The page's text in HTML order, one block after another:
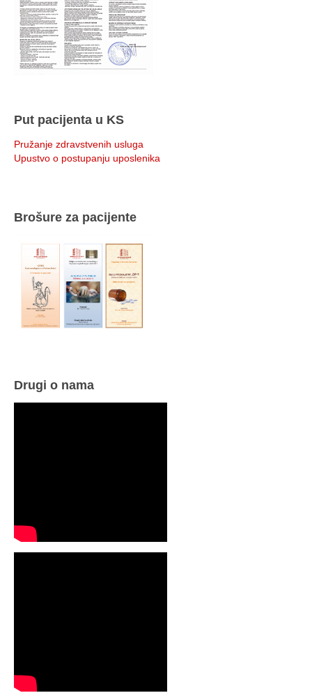
Put pacijenta u KS
Pružanje zdravstvenih usluga
Upustvo o postupanju uposlenika
Brošure za pacijente
Drugi o nama